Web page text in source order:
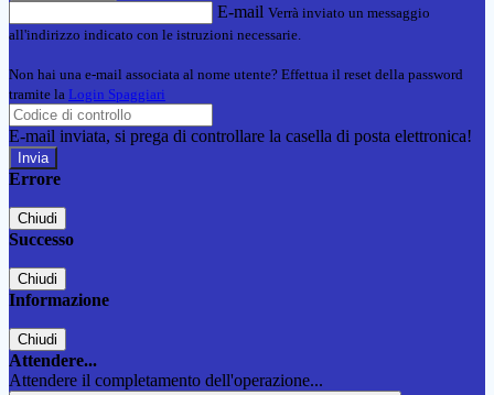
E-mail Verrà inviato un messaggio
all'indirizzo indicato con le istruzioni necessarie.
Non hai una e-mail associata al nome utente? Effettua il reset della password
tramite la Login Spaggiari
E-mail inviata, si prega di controllare la casella di posta elettronica!
Errore
Chiudi
Successo
Chiudi
Informazione
Chiudi
Attendere...
Attendere il completamento dell'operazione...